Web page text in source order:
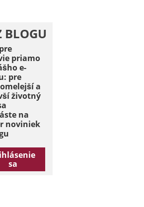
BLOGU
priamo
e-
pre
a
životný
na
noviniek
sa